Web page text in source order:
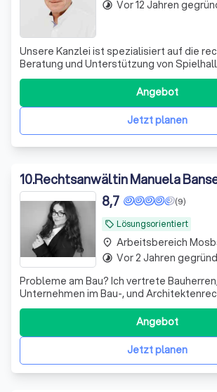
Unsere Kanzlei ist spezialisiert auf die
Beratung und Unterstützung von
Wir wissen, dass jede Spielhalle eine
Einzelfallsituation darstellt und erfordern
individuelle Betrachtung und Bewertung.
rechtlich korrekte und zeitnaJetzt planen
Angebot
timelapse Vor 12 Jahren
10.Rechtsanwältin Manuela
local_offer Lösungsorientiert
(9)
8,7
Probleme am Bau? Ich vertrete
Unternehmen im Bau-, und
Baumängeln, Bauverzögerungen sowie
und Vergütungsansprüchen
Jetzt planen
Angebot
place Arbeitsbereich
timelapse Vor 2 Jahren